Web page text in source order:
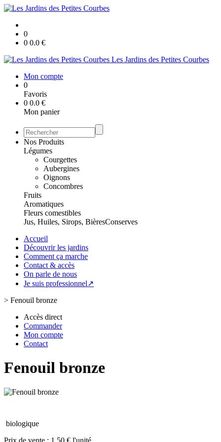
0
0 0.0 €
Les Jardins des Petites Courbes
Mon compte
0
Favoris
0 0.0 €
Mon panier
Nos Produits
Légumes
Courgettes
Aubergines
Oignons
Concombres
Fruits
Aromatiques
Fleurs comestibles
Jus, Huiles, Sirops, BièresConserves
Accueil
Découvrir les jardins
Comment ça marche
Contact & accès
On parle de nous
Je suis professionnel↗
> Fenouil bronze
Accès direct
Commander
Mon compte
Contact
Fenouil bronze
biologique
Prix de vente : 1.50 € l'unité